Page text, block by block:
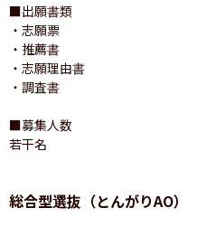
■出願書類
・志願票
・推薦書
・志願理由書
・調査書
■募集人数
若干名
総合型選抜（とんがりAO）